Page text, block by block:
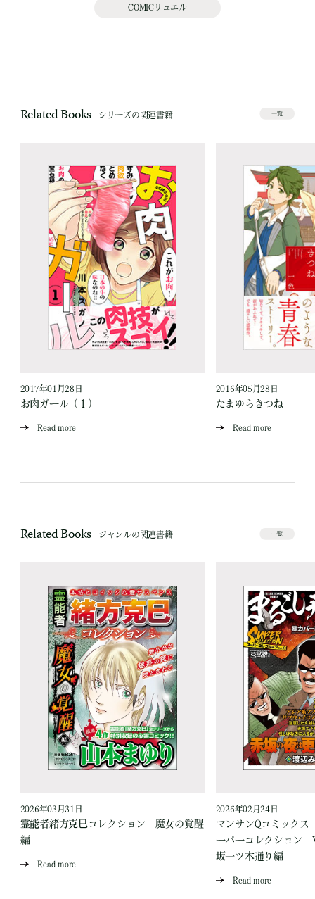
COMICリュエル
Related Books シリーズの関連書籍 一覧
2017年01月28日
お肉ガール（１）
Read more
2016年05月28日
たまゆらきつね
Read more
Related Books ジャンルの関連書籍 一覧
2026年03月31日
霊能者緒方克巳コレクション 魔女の覚醒
編
Read more
2026年02月24日
マンサンQコミック
ーパーコレクション
坂一ツ木通り編
Read more